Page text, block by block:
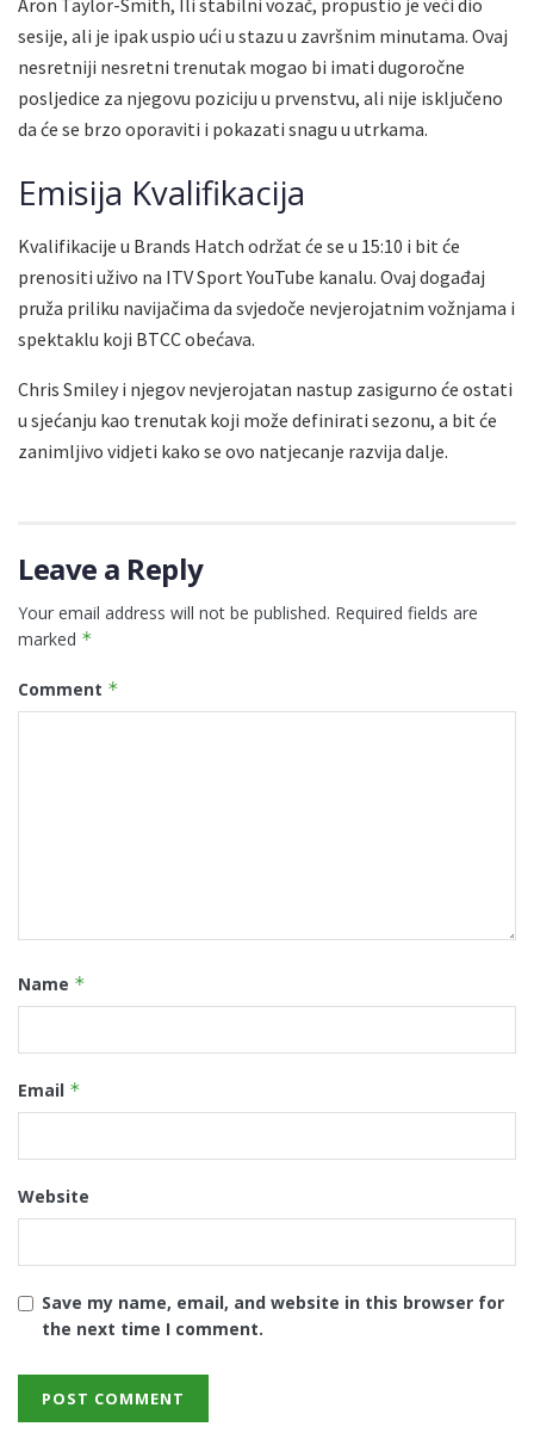
sesije, ali je ipak uspio ući u stazu u završnim minutama. Ovaj
nesretniji nesretni trenutak mogao bi imati dugoročne
posljedice za njegovu poziciju u prvenstvu, ali nije isključeno
da će se brzo oporaviti i pokazati snagu u utrkama.
Emisija Kvalifikacija
Kvalifikacije u Brands Hatch održat će se u 15:10 i bit će
prenositi uživo na ITV Sport YouTube kanalu. Ovaj događaj
pruža priliku navijačima da svjedoče nevjerojatnim vožnjama i
spektaklu koji BTCC obećava.
Chris Smiley i njegov nevjerojatan nastup zasigurno će ostati
u sjećanju kao trenutak koji može definirati sezonu, a bit će
zanimljivo vidjeti kako se ovo natjecanje razvija dalje.
Leave a Reply
Your email address will not be published. Required fields are
marked *
Comment *
Name *
Email *
Website
Save my name, email, and website in this browser for
the next time I comment.